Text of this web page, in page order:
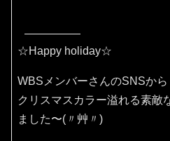
☆Happy holiday☆
WBSメンバーさんのSNSから
クリスマスカラー溢れる素敵
ました〜(〃艸〃)